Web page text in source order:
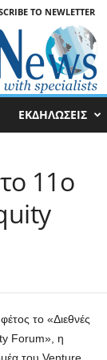
TO NEWLETTER
ΕΚΔΗΛΩΣΕΙΣ
11o
το «Διεθνές
Forum», η